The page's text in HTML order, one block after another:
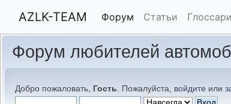
AZLK-TEAM Форум Статьи
Форум любителей
Добро пожаловать, Гость . Пожалуйста, войдите или